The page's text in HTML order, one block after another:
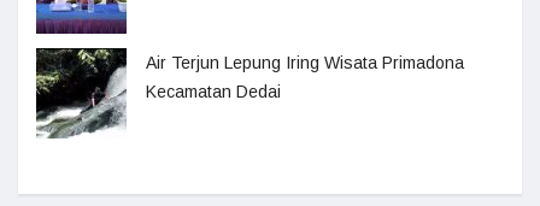
Air Terjun Lepung Iring Wisata Primadona
Kecamatan Dedai